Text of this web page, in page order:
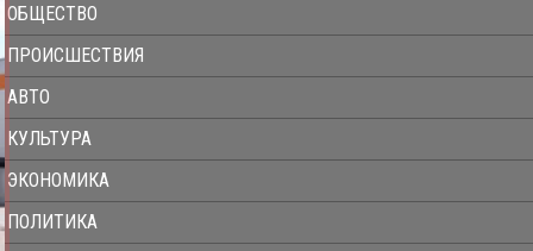
ОБЩЕСТВО
ПРОИСШЕСТВИЯ
АВТО
КУЛЬТУРА
ЭКОНОМИКА
ПОЛИТИКА